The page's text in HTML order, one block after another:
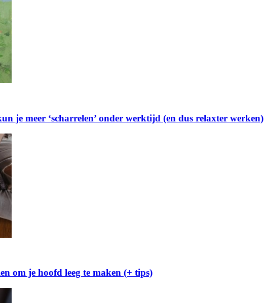
je meer ‘scharrelen’ onder werktijd (en dus relaxter werken)
om je hoofd leeg te maken (+ tips)